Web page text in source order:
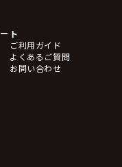
ト
ご利用ガイド
よくあるご質問
お問い合わせ